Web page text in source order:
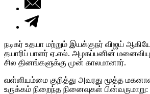
நடிகர் உதயா மற்றும் இயக்குநர் விஜய்
தயாரிப் பாளர் ஏ.எல். அழகப்பனின்
சில தினங்களுக்கு முன் காலமானார்.
வள்ளியம்மை குறித்து அவரது மூத்த
உருக்கம் நிறைந்த நினைவுகள் பின்வருமாறு: